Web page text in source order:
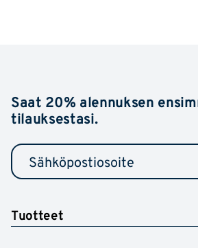
Saat 20% alennuksen
tilauksestasi.
Tuotteet